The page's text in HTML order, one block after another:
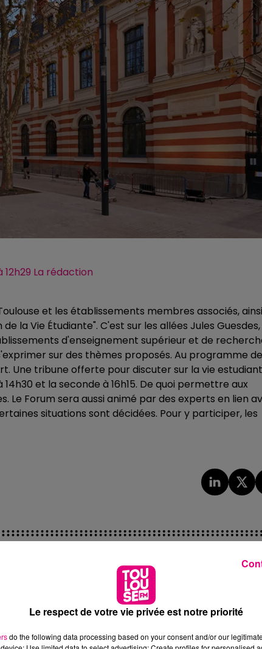
12h29 La rédaction
et les établissements membres associés, ainsi
la Vie Étudiante". C'est sur les allées Jules Guesdes,
d'enseignement supérieur et de
sur des thèmes proposés. Au programme de
Une tribune offerte pour discuter sur la vie
et la seconde à 16h15. De quoi permettre aux
Le Forum sera aussi animé par des experts en lien
situations sont décidées. Pour y participer, les
AUCUN
LES-
1er octobre 2025
LE VILLAGE DES
PLUS
Le respect de votre vie privée est notre priorité
do the following data processing based on your consent and/or our